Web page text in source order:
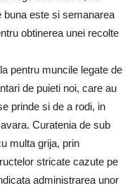
buna este si semanarea
obtinerea unei recolte
pentru muncile legate de
de puieti noi, care au
prinde si de a rodi, in
Curatenia de sub
multa grija, prin
stricate cazute pe
administrarea unor